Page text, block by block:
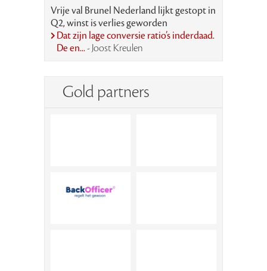
Vrije val Brunel Nederland lijkt gestopt in
Q2, winst is verlies geworden
Dat zijn lage conversie ratio’s inderdaad.
De en...- Joost Kreulen
Gold partners